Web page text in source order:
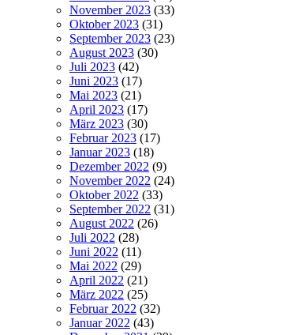
November 2023 (33)
Oktober 2023 (31)
September 2023 (23)
August 2023 (30)
Juli 2023 (42)
Juni 2023 (17)
Mai 2023 (21)
April 2023 (17)
März 2023 (30)
Februar 2023 (17)
Januar 2023 (18)
Dezember 2022 (9)
November 2022 (24)
Oktober 2022 (33)
September 2022 (31)
August 2022 (26)
Juli 2022 (28)
Juni 2022 (11)
Mai 2022 (29)
April 2022 (21)
März 2022 (25)
Februar 2022 (32)
Januar 2022 (43)